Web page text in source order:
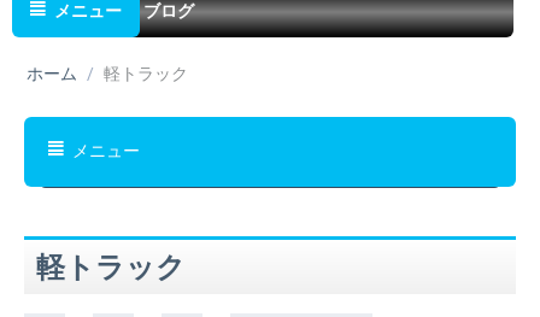
メニュー ブログ
ホーム / 軽トラック
メニュー
軽トラック